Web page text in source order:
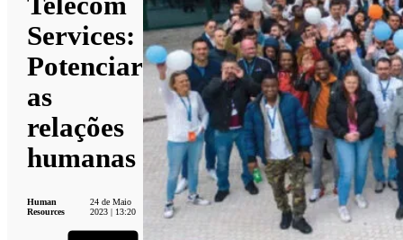
Services:
Potenciar
as
relações
humanas
Human
Resources
24 de Maio
2023 | 13:20